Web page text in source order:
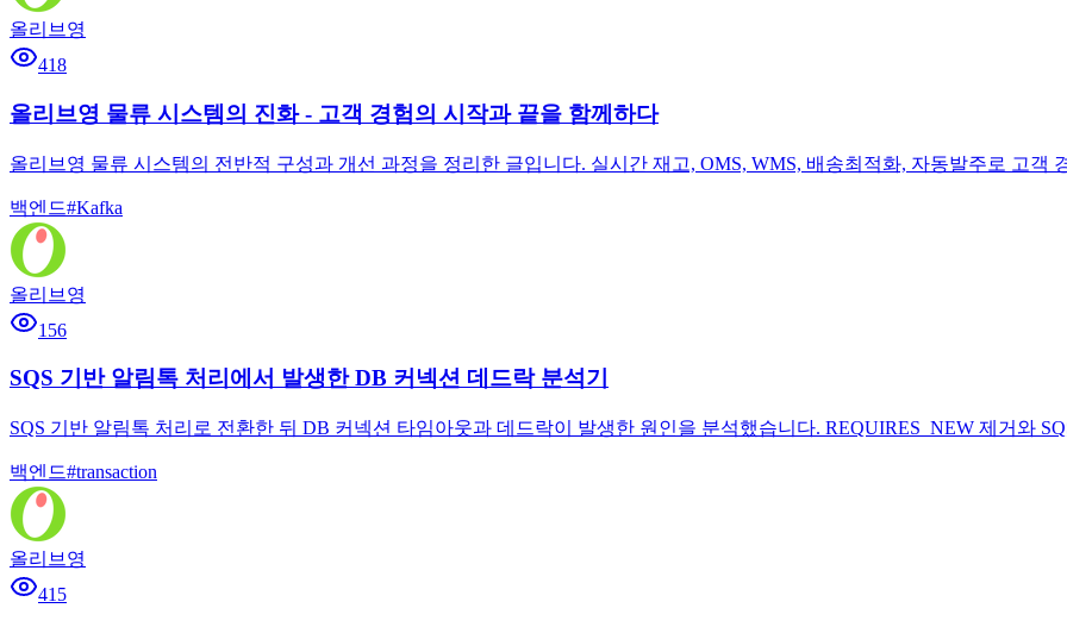
올리브영
418
올리브영 물류 시스템의 진화 - 고객 경험의 시작과 끝을 함께하다
올리브영 물류 시스템의 전반적 구성과 개선 과정을 정리한 글입니다. 실시간 재고, OMS, WMS, 배송최적화, 자동발주로 고객
백엔드#Kafka
올리브영
156
SQS 기반 알림톡 처리에서 발생한 DB 커넥션 데드락 분석기
SQS 기반 알림톡 처리로 전환한 뒤 DB 커넥션 타임아웃과 데드락이 발생한 원인을 분석했습니다. REQUIRES_NEW 제거와
백엔드#transaction
올리브영
415